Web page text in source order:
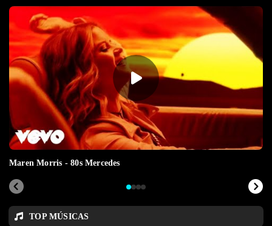
Maren Morris - 80s Mercedes
TOP MÚSICAS